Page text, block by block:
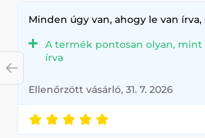
Minden úgy van, ahogy le van
A termék pontosan olyan, mint
írva
Ellenőrzött vásárló, 31. 7. 2026